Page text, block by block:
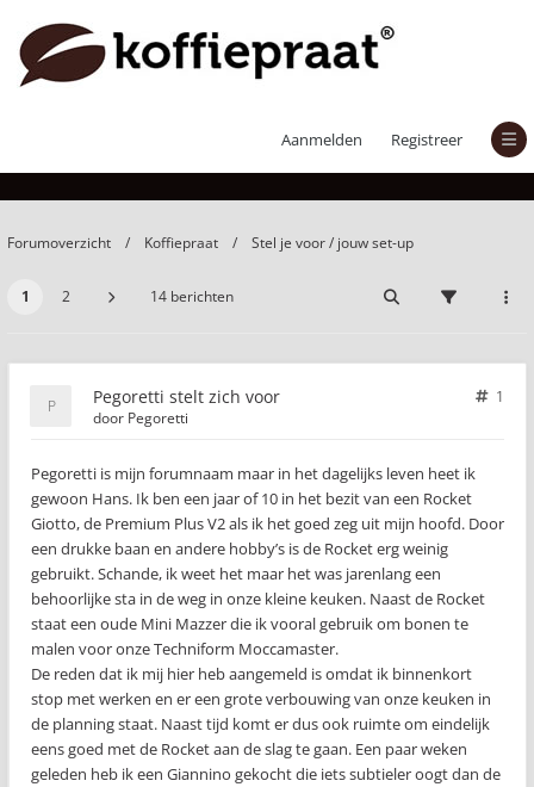
Aanmelden Registreer
Pegoretti stelt zich voor
Forumoverzicht Koffiepraat Stel je voor / jouw set-up
1 2 14 berichten
Pegoretti stelt zich voor
1
door Pegoretti
Pegoretti is mijn forumnaam maar in het dagelijks leven heet ik
gewoon Hans. Ik ben een jaar of 10 in het bezit van een Rocket
Giotto, de Premium Plus V2 als ik het goed zeg uit mijn hoofd. Door
een drukke baan en andere hobby’s is de Rocket erg weinig
gebruikt. Schande, ik weet het maar het was jarenlang een
behoorlijke sta in de weg in onze kleine keuken. Naast de Rocket
staat een oude Mini Mazzer die ik vooral gebruik om bonen te
malen voor onze Techniform Moccamaster.
De reden dat ik mij hier heb aangemeld is omdat ik binnenkort
stop met werken en er een grote verbouwing van onze keuken in
de planning staat. Naast tijd komt er dus ook ruimte om eindelijk
eens goed met de Rocket aan de slag te gaan. Een paar weken
geleden heb ik een Giannino gekocht die iets subtieler oogt dan de